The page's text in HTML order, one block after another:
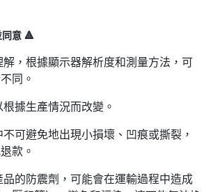
意 🔺
解，根據顯示器解析度和測量方法，可
同。
據生產情況而改變。
可避免地出現小損壞、凹痕或撕裂，
款。
品的防震劑，可能會在運輸過程中造成